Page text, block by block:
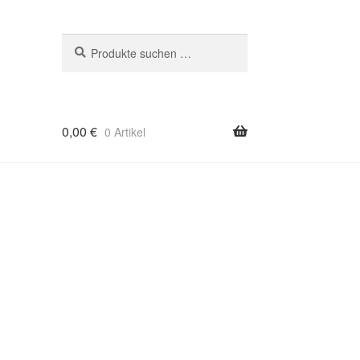
nach:
0,00 € 0 Artikel